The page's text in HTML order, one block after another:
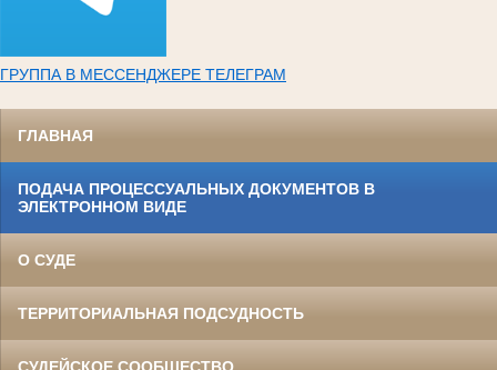
ГРУППА В МЕССЕНДЖЕРЕ ТЕЛЕГРАМ
ГЛАВНАЯ
ПОДАЧА ПРОЦЕССУАЛЬНЫХ ДОКУМЕНТОВ В
ЭЛЕКТРОННОМ ВИДЕ
О СУДЕ
ТЕРРИТОРИАЛЬНАЯ ПОДСУДНОСТЬ